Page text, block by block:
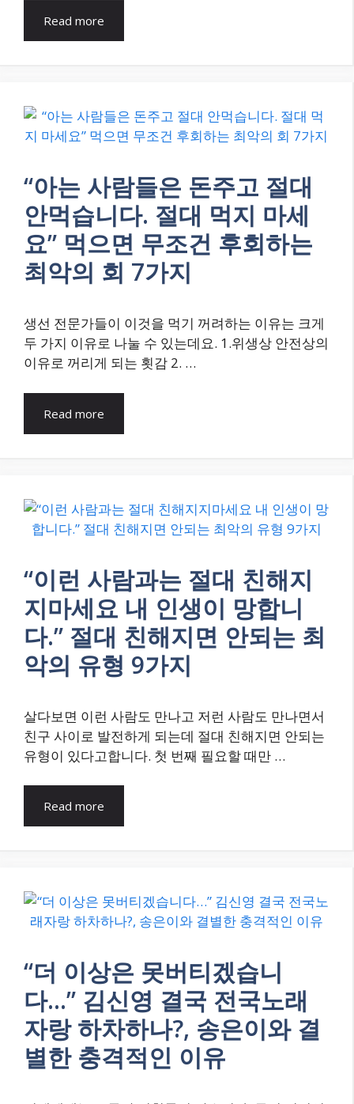
Read more
“아는 사람들은 돈주고 절대
안먹습니다. 절대 먹지 마세
요” 먹으면 무조건 후회하는
최악의 회 7가지
생선 전문가들이 이것을 먹기 꺼려하는 이유는 크게
두 가지 이유로 나눌 수 있는데요. 1.위생상 안전상의
이유로 꺼리게 되는 횟감 2. …
Read more
“이런 사람과는 절대 친해지
지마세요 내 인생이 망합니
다.” 절대 친해지면 안되는 최
악의 유형 9가지
살다보면 이런 사람도 만나고 저런 사람도 만나면서
친구 사이로 발전하게 되는데 절대 친해지면 안되는
유형이 있다고합니다. 첫 번째 필요할 때만 …
Read more
“더 이상은 못버티겠습니
다…” 김신영 결국 전국노래
자랑 하차하나?, 송은이와 결
별한 충격적인 이유